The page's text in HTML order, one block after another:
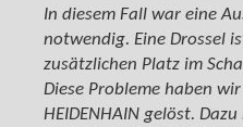
In diesem Fall war eine
notwendig. Eine Drossel
zusätzlichen Platz im
Diese Probleme haben
HEIDENHAIN gelöst.